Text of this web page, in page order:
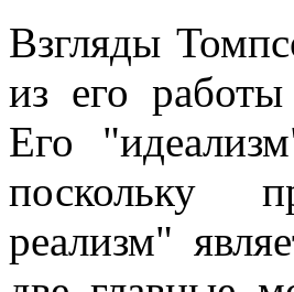
Взгляды
из его работы
Его
поскольку
реализм"